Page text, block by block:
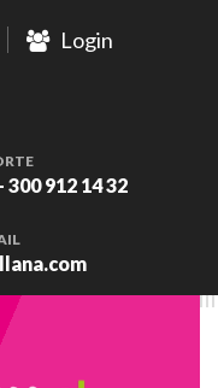
Login
300 912 14 32